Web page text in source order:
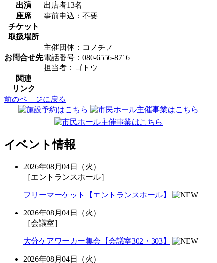
出演
出店者13名
座席
事前申込：不要
チケット
取扱場所
お問合せ先
主催団体：コノチノ
電話番号：080-6556-8716
担当者：ゴトウ
関連
リンク
前のページに戻る
イベント情報
2026年08月04日（火）
［エントランスホール］
フリーマーケット【エントランスホール】
2026年08月04日（火）
［会議室］
大分ケアワーカー集会【会議室302・303】
2026年08月04日（火）